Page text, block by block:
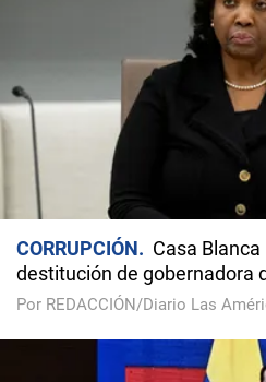
CORRUPCIÓN
Casa
destitución de gobernadora
Por REDACCIÓN/Diario Las